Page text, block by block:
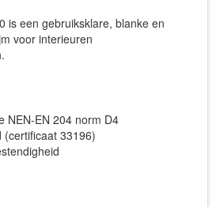
is een gebruiksklare, blanke en
voor interieuren
NEN-EN 204 norm D4
(certificaat 33196)